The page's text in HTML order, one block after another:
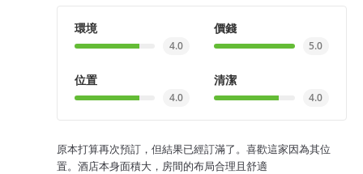
環境
4.0
價錢
5.0
位置
4.0
清潔
4.0
原本打算再次預訂，但結果已經訂滿了。喜歡這家因為其位
置。酒店本身面積大，房間的布局合理且舒適